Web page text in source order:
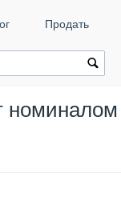
Продать
номиналом